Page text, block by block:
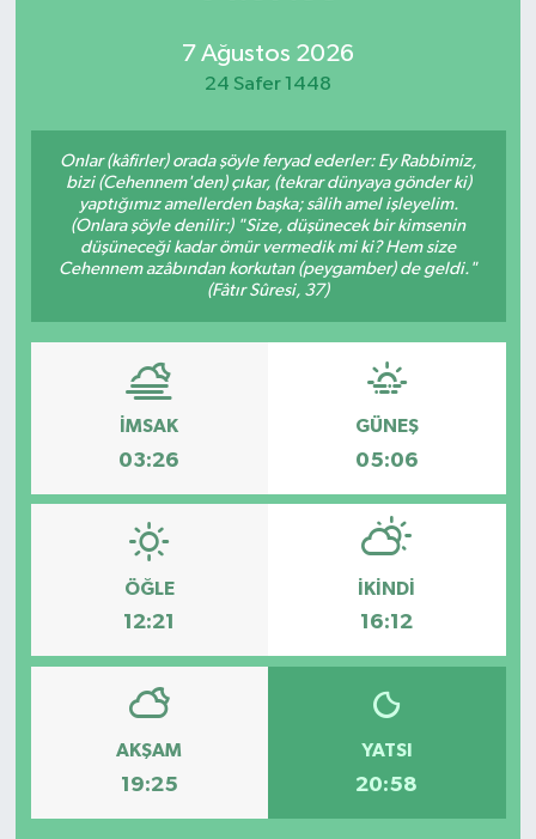
7 Ağustos 2026
24 Safer 1448
Onlar (kâfirler) orada şöyle feryad ederler: Ey Rabbimiz,
bizi (Cehennem'den) çıkar, (tekrar dünyaya gönder ki)
yaptığımız amellerden başka; sâlih amel işleyelim.
(Onlara şöyle denilir:) "Size, düşünecek bir kimsenin
düşüneceği kadar ömür vermedik mi ki? Hem size
Cehennem azâbından korkutan (peygamber) de geldi."
(Fâtır Sûresi, 37)
İMSAK
03:26
GÜNEŞ
05:06
ÖĞLE
12:21
İKINDI
16:12
AKŞAM
19:25
YATSI
20:58
Yaşam